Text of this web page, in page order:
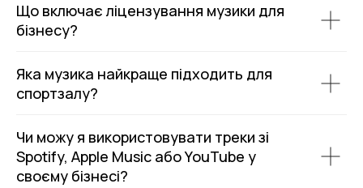
Що включає ліцензування музики для
бізнесу?
Яка музика найкраще підходить для
спортзалу?
Чи можу я використовувати треки зі
Spotify, Apple Music або YouTube у
своєму бізнесі?